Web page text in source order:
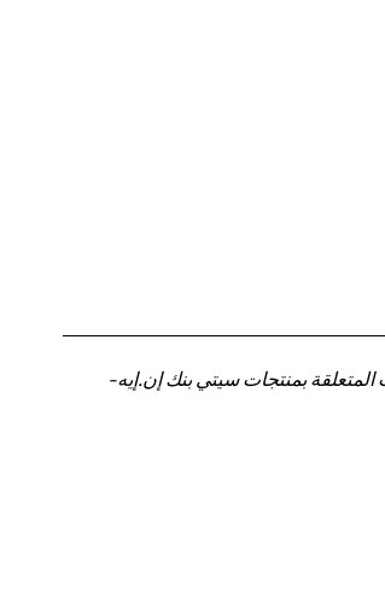
بمنتجات سيتي بنك إن.إيه-